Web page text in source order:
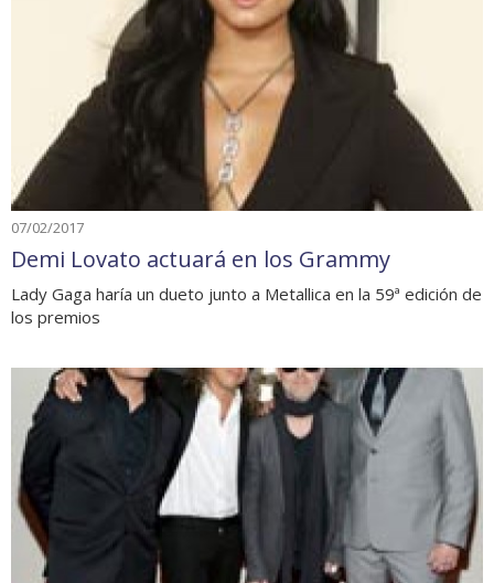
07/02/2017
Demi Lovato actuará en los Grammy
Lady Gaga haría un dueto junto a Metallica en la 59ª edición de
los premios